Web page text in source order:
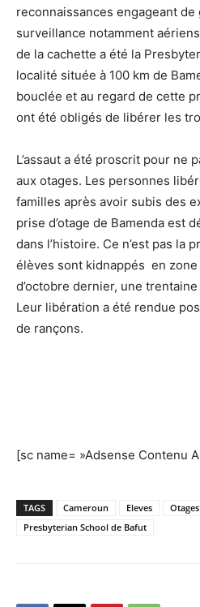
reconnaissances engageant de
surveillance notamment
de la cachette a été la
localité située à 100 km de
bouclée et au regard de cette
ont été obligés de libérer les
L’assaut a été proscrit pour ne
aux otages. Les personnes
familles après avoir subis des
prise d’otage de Bamenda est
dans l’histoire. Ce n’est pas la
élèves sont kidnappés en
d’octobre dernier, une
Leur libération a été rendue
de rançons.
[sc name= »Adsense Contenu
TAGS Cameroun Eleves
Otages
Presbyterian School de Bafut